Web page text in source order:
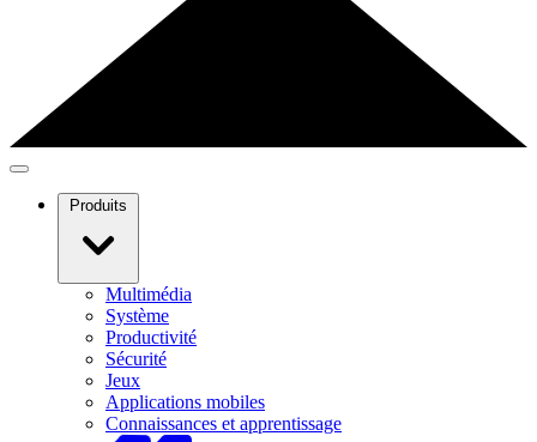
Produits
Multimédia
Système
Productivité
Sécurité
Jeux
Applications mobiles
Connaissances et apprentissage